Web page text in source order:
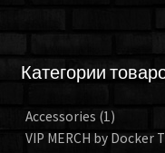
Категории
Accessories (1)
VIP MERCH by Docker